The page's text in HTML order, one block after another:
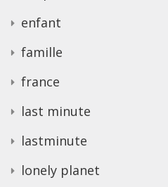
enfant
famille
france
last minute
lastminute
lonely planet